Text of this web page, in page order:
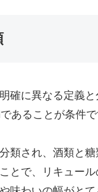
確に異なる定義
あることが条件
類され、酒類と
とで、リキュー